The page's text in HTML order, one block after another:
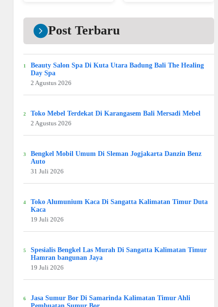
Post Terbaru
Beauty Salon Spa Di Kuta Utara Badung Bali The Healing
Day Spa
2 Agustus 2026
Toko Mebel Terdekat Di Karangasem Bali Mersadi Mebel
2 Agustus 2026
Bengkel Mobil Umum Di Sleman Jogjakarta Danzin Benz
Auto
31 Juli 2026
Toko Alumunium Kaca Di Sangatta Kalimatan Timur Duta
Kaca
19 Juli 2026
Spesialis Bengkel Las Murah Di Sangatta Kalimatan Timur
Hamran bangunan Jaya
19 Juli 2026
Jasa Sumur Bor Di Samarinda Kalimatan Timur Ahli